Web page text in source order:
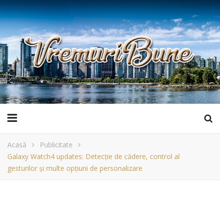
Acasă
Publicitate
Galaxy Watch4 updates: Detecție de cădere, control al
gesturilor și multe opțiuni de personalizare